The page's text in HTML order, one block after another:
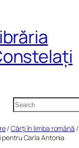
Search
/Cărți în limba română /
pentru Carla Antonia